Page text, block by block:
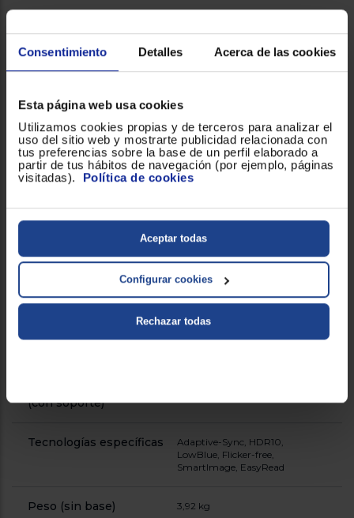
Consentimiento Detalles Acerca de las cookies
Esta página web usa cookies
Utilizamos cookies propias y de terceros para analizar el
uso del sitio web y mostrarte publicidad relacionada con
tus preferencias sobre la base de un perfil elaborado a
partir de tus hábitos de navegación (por ejemplo, páginas
visitadas). Política de cookies
Aceptar todas
Configurar cookies
Rechazar todas
! Clasificación Energética F
General
Angulo de visión 178° (H) / 178° (V)
350 cd/m²
(con soporte)
Tecnologías específicas
Adaptive-Sync, HDR10,
LowBlue, Flicker-free,
SmartImage, EasyRead
Peso (sin base) 3,92 kg